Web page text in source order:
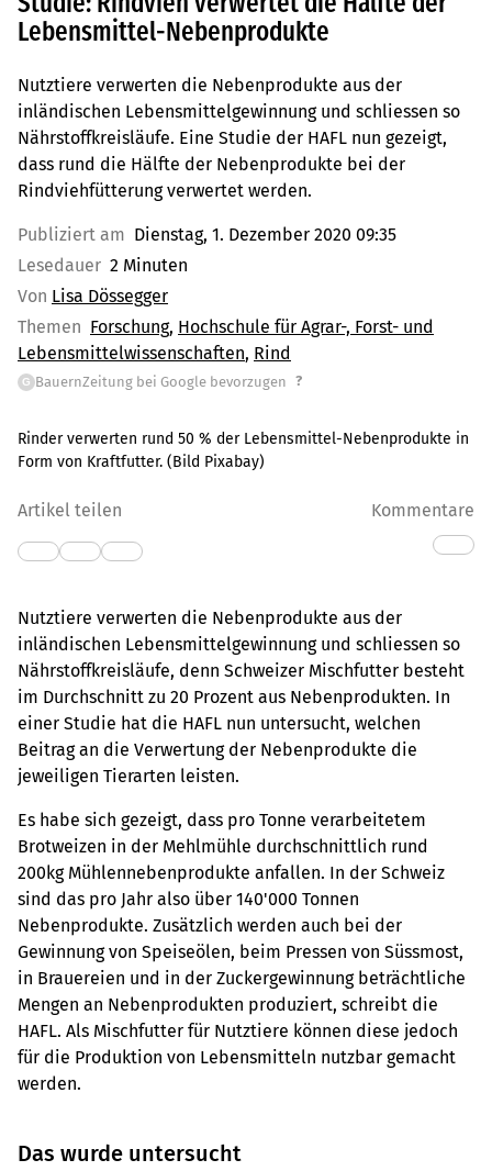
Lebensmittel-Nebenprodukte
Nutztiere verwerten die Nebenprodukte aus der
inländischen Lebensmittelgewinnung und schliessen so
Nährstoffkreisläufe. Eine Studie der HAFL nun gezeigt,
dass rund die Hälfte der Nebenprodukte bei der
Rindviehfütterung verwertet werden.
Publiziert am Dienstag, 1. Dezember 2020 09:35
Lesedauer 2 Minuten
Von Lisa Dössegger
Themen Forschung Hochschule für Agrar-, Forst- und
Lebensmittelwissenschaften Rind
G BauernZeitung bei Google bevorzugen ?
Rinder verwerten rund 50 % der Lebensmittel-Nebenprodukte in
Form von Kraftfutter. (Bild Pixabay)
Artikel teilen Kommentare
Nutztiere verwerten die Nebenprodukte aus der
inländischen Lebensmittelgewinnung und schliessen so
Nährstoffkreisläufe, denn Schweizer Mischfutter besteht
im Durchschnitt zu 20 Prozent aus Nebenprodukten. In
einer Studie hat die HAFL nun untersucht, welchen
Beitrag an die Verwertung der Nebenprodukte die
jeweiligen Tierarten leisten.
Es habe sich gezeigt, dass pro Tonne verarbeitetem
Brotweizen in der Mehlmühle durchschnittlich rund
200kg Mühlennebenprodukte anfallen. In der Schweiz
sind das pro Jahr also über 140'000 Tonnen
Nebenprodukte. Zusätzlich werden auch bei der
Gewinnung von Speiseölen, beim Pressen von Süssmost,
in Brauereien und in der Zuckergewinnung beträchtliche
Mengen an Nebenprodukten produziert, schreibt die
HAFL. Als Mischfutter für Nutztiere können diese jedoch
für die Produktion von Lebensmitteln nutzbar gemacht
werden.
Das wurde untersucht